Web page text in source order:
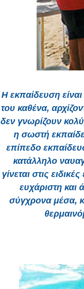
Η εκπαίδευση
του καθένα,
δεν γνωρίζουν
η σωστή
επίπεδο
κατάλληλο
γίνεται στις
ευχάριστη και
σύγχρονα μέσα,